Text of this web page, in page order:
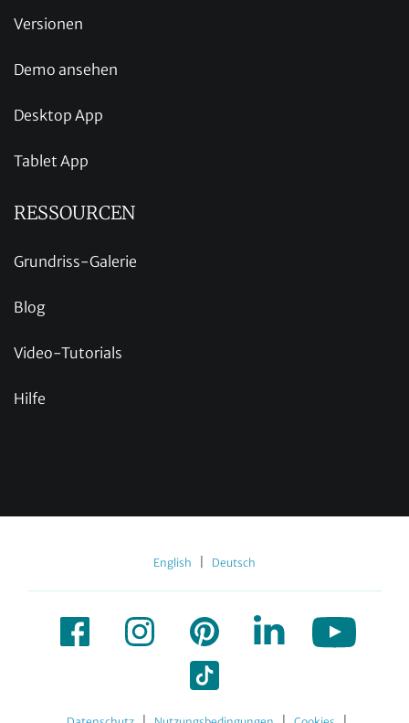
Versionen
Demo ansehen
Desktop App
Tablet App
RESSOURCEN
Grundriss-Galerie
Blog
Video-Tutorials
Hilfe
English Deutsch